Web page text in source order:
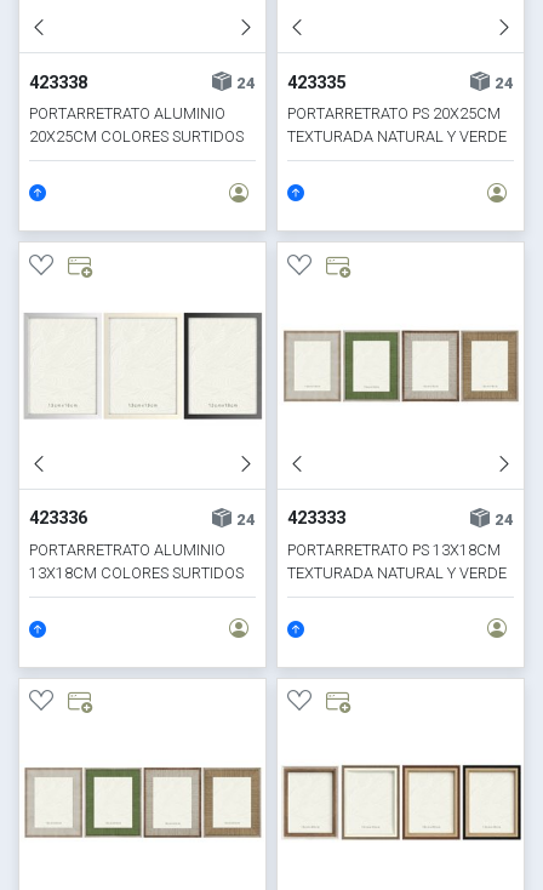
423338
24
PORTARRETRATO ALUMINIO
20X25CM COLORES SURTIDOS
423335
24
PORTARRETRATO PS 20X25CM
TEXTURADA NATURAL Y VERDE
423336
24
PORTARRETRATO ALUMINIO
13X18CM COLORES SURTIDOS
423333
24
PORTARRETRATO PS 13X18CM
TEXTURADA NATURAL Y VERDE